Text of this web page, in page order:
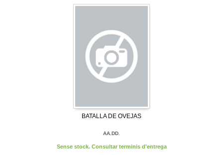
BATALLA DE OVEJAS
AA.DD.
Sense stock. Consultar terminis d'entrega